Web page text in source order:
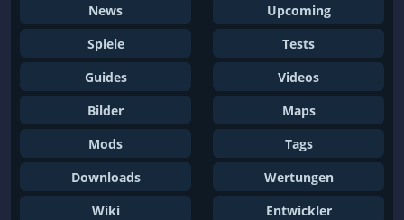
News
Upcoming
Spiele
Tests
Guides
Videos
Bilder
Maps
Mods
Tags
Downloads
Wertungen
Wiki
Entwickler